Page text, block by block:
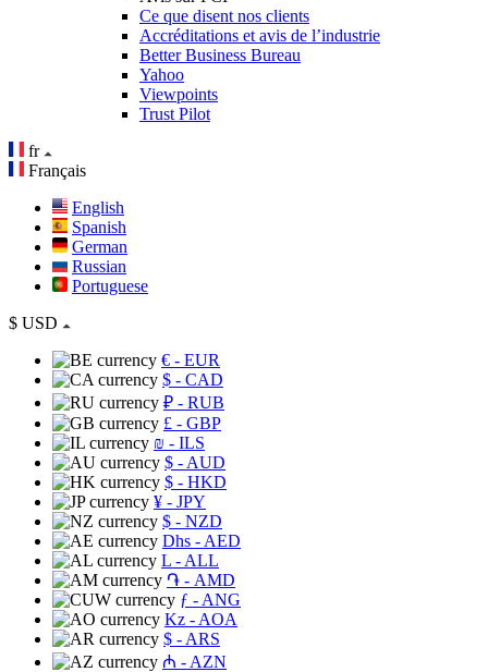
Ce que disent nos clients
Accréditations et avis de l’industrie
Better Business Bureau
Yahoo
Viewpoints
Trust Pilot
fr
Français
English
Spanish
German
Russian
Portuguese
$ USD
€ - EUR
$ - CAD
₽ - RUB
£ - GBP
₪ - ILS
$ - AUD
$ - HKD
¥ - JPY
$ - NZD
Dhs - AED
L - ALL
֏ - AMD
ƒ - ANG
Kz - AOA
$ - ARS
₼ - AZN